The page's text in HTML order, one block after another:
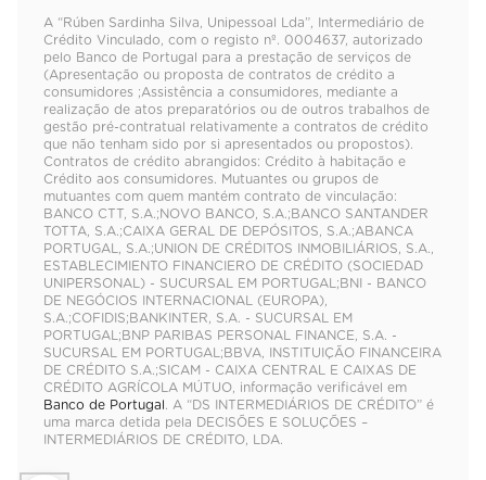
A “Rúben Sardinha Silva, Unipessoal Lda”, Intermediário de
Crédito Vinculado, com o registo nº. 0004637, autorizado
pelo Banco de Portugal para a prestação de serviços de
(Apresentação ou proposta de contratos de crédito a
consumidores ;Assistência a consumidores, mediante a
realização de atos preparatórios ou de outros trabalhos de
gestão pré-contratual relativamente a contratos de crédito
que não tenham sido por si apresentados ou propostos).
Contratos de crédito abrangidos: Crédito à habitação e
Crédito aos consumidores. Mutuantes ou grupos de
mutuantes com quem mantém contrato de vinculação:
BANCO CTT, S.A.;NOVO BANCO, S.A.;BANCO SANTANDER
TOTTA, S.A.;CAIXA GERAL DE DEPÓSITOS, S.A.;ABANCA
PORTUGAL, S.A.;UNION DE CRÉDITOS INMOBILIÁRIOS, S.A.,
ESTABLECIMIENTO FINANCIERO DE CRÉDITO (SOCIEDAD
UNIPERSONAL) - SUCURSAL EM PORTUGAL;BNI - BANCO
DE NEGÓCIOS INTERNACIONAL (EUROPA),
S.A.;COFIDIS;BANKINTER, S.A. - SUCURSAL EM
PORTUGAL;BNP PARIBAS PERSONAL FINANCE, S.A. -
SUCURSAL EM PORTUGAL;BBVA, INSTITUIÇÃO FINANCEIRA
DE CRÉDITO S.A.;SICAM - CAIXA CENTRAL E CAIXAS DE
CRÉDITO AGRÍCOLA MÚTUO, informação verificável em
Banco de Portugal. A “DS INTERMEDIÁRIOS DE CRÉDITO” é
uma marca detida pela DECISÕES E SOLUÇÕES –
INTERMEDIÁRIOS DE CRÉDITO, LDA.